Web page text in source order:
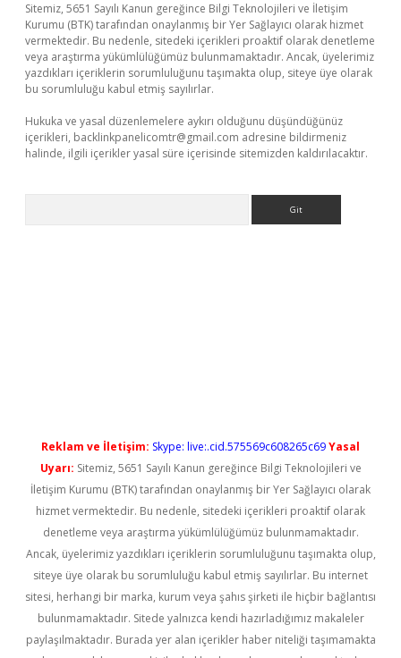
Sitemiz, 5651 Sayılı Kanun gereğince Bilgi Teknolojileri ve İletişim
Kurumu (BTK) tarafından onaylanmış bir Yer Sağlayıcı olarak hizmet
vermektedir. Bu nedenle, sitedeki içerikleri proaktif olarak denetleme
veya araştırma yükümlülüğümüz bulunmamaktadır. Ancak, üyelerimiz
yazdıkları içeriklerin sorumluluğunu taşımakta olup, siteye üye olarak
bu sorumluluğu kabul etmiş sayılırlar.
Hukuka ve yasal düzenlemelere aykırı olduğunu düşündüğünüz
içerikleri, backlinkpanelicomtr@gmail.com adresine bildirmeniz
halinde, ilgili içerikler yasal süre içerisinde sitemizden kaldırılacaktır.
Reklam ve İletişim: Skype: live:.cid.575569c608265c69Yasal
Uyarı: Sitemiz, 5651 Sayılı Kanun gereğince Bilgi Teknolojileri ve
İletişim Kurumu (BTK) tarafından onaylanmış bir Yer Sağlayıcı olarak
hizmet vermektedir. Bu nedenle, sitedeki içerikleri proaktif olarak
denetleme veya araştırma yükümlülüğümüz bulunmamaktadır.
Ancak, üyelerimiz yazdıkları içeriklerin sorumluluğunu taşımakta olup,
siteye üye olarak bu sorumluluğu kabul etmiş sayılırlar. Bu internet
sitesi, herhangi bir marka, kurum veya şahıs şirketi ile hiçbir bağlantısı
bulunmamaktadır. Sitede yalnızca kendi hazırladığımız makaleler
paylaşılmaktadır. Burada yer alan içerikler haber niteliği taşımamakta